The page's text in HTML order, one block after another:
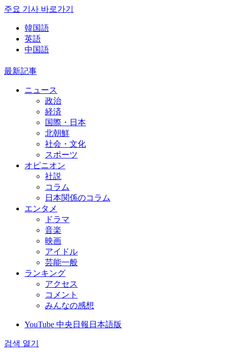
주요 기사 바로가기
韓国語
英語
中国語
最新記事
ニュース
政治
経済
国際・日本
北朝鮮
社会・文化
スポーツ
オピニオン
社説
コラム
日本関係のコラム
エンタメ
ドラマ
音楽
映画
アイドル
芸能一般
ランキング
アクセス
コメント
みんなの感想
YouTube 中央日報日本語版
검색 열기